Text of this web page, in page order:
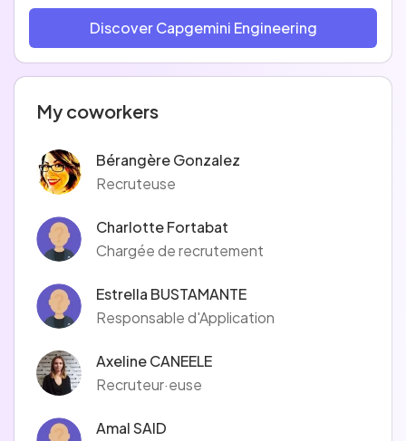
Discover Capgemini Engineering
My coworkers
Bérangère Gonzalez
Recruteuse
Charlotte Fortabat
Chargée de recrutement
Estrella BUSTAMANTE
Responsable d'Application
Axeline CANEELE
Recruteur·euse
Amal SAID